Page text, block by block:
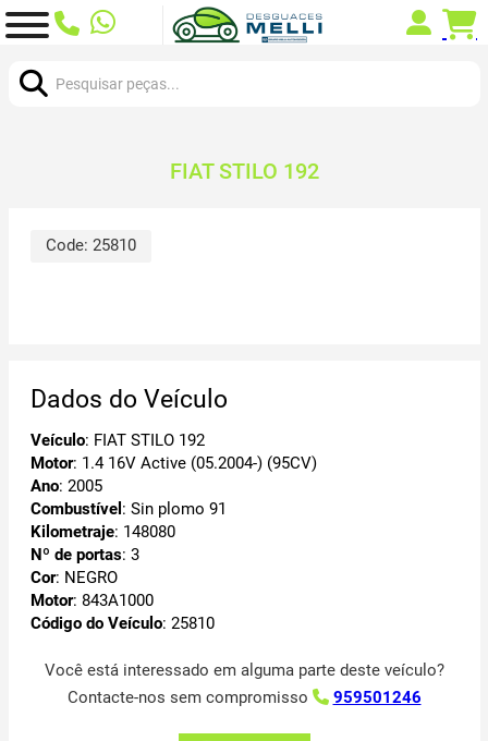
FIAT STILO 192
Code: 25810
Dados do Veículo
Veículo: FIAT STILO 192
Motor: 1.4 16V Active (05.2004-) (95CV)
Ano: 2005
Combustível : Sin plomo 91
Kilometraje: 148080
Nº de portas: 3
Cor: NEGRO
Motor: 843A1000
Código do Veículo: 25810
Você está interessado em alguma parte deste veículo?
Contacte-nos sem compromisso
959501246